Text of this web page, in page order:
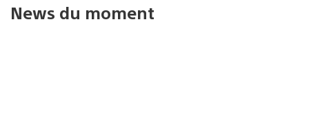
News du moment